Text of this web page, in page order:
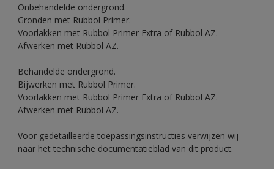
Onbehandelde ondergrond.
Gronden met Rubbol Primer.
Voorlakken met Rubbol Primer Extra of Rubbol AZ.
Afwerken met Rubbol AZ.
Behandelde ondergrond.
Bijwerken met Rubbol Primer.
Voorlakken met Rubbol Primer Extra of Rubbol AZ.
Afwerken met Rubbol AZ.
Voor gedetailleerde toepassingsinstructies verwijzen wij
naar het technische documentatieblad van dit product.